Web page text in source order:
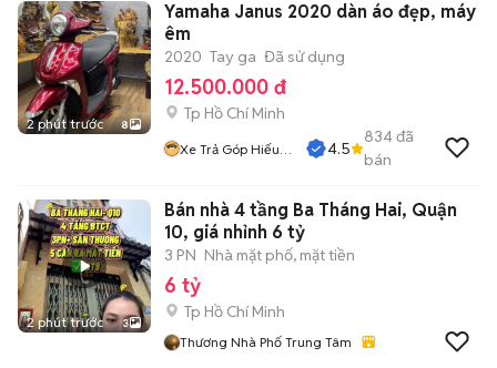
2 phút trước 8
Yamaha Janus 2020 dàn áo đẹp, máy
êm
2020 Tay ga Đã sử dụng
12.500.000 đ
Tp Hồ Chí Minh
Xe Trả Góp Hiếu
4.5
834đã
bán
2 phút trước 3
Bán nhà 4 tầng Ba Tháng Hai, Quận
10, giá nhỉnh 6 tỷ
3 PN Nhà mặt phố, mặt tiền
6 tỷ
Tp Hồ Chí Minh
Thương Nhà Phố Trung Tâm